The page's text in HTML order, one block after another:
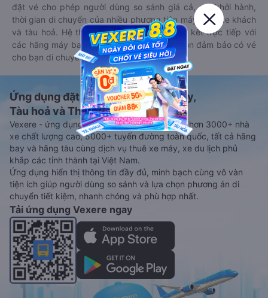
đặt vé cho phép người dùng so sánh giá cả, giờ khởi hành,
thời gian di chuyển của nhiều phương tiện máy bay, xe khách
và tàu hoả. Hệ thống của Goyolo được liên kết trực tiếp với
các hãng máy bay, xe khách và tàu hoả, luôn đảm bảo có vé
cho bạn di chuyển.
Ứng dụng đặt vé Xe khách, Máy bay,
Tàu hoả và Thuê xe
Vexere - ứng dụng đặt vé đa phương tiện với hơn 3000+ nhà
xe chất lượng cao, 5000+ tuyến đường toàn quốc, tất cả hãng
bay và hãng tàu cùng dịch vụ thuê xe máy, xe du lịch phủ
khắp các tỉnh thành tại Việt Nam.
Ứng dụng hiển thị thông tin đầy đủ, minh bạch cùng vô vàn
tiện ích giúp người dùng so sánh và lựa chọn phương án di
chuyển tiết kiệm, nhanh chóng và phù hợp nhất.
Tải ứng dụng Vexere ngay